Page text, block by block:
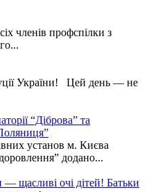
членів профспілки з
України! Цей день — не
“Діброва” та
установ м. Києва
додано...
щасливі очі дітей! Батьки